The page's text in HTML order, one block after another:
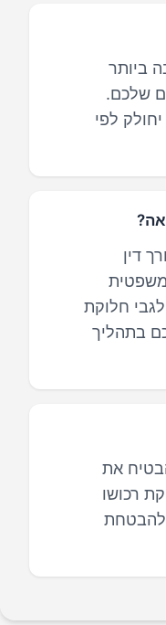
ביותר
שלכם.
לפי
דין
חלוקת
בתהליך
את
רכושו
להבטחת